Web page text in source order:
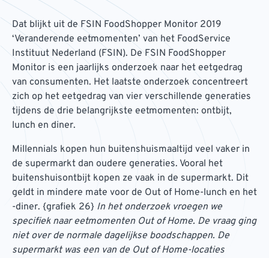
Dat blijkt uit de FSIN FoodShopper Monitor 2019
‘Veranderende eetmomenten’ van het FoodService
Instituut Nederland (FSIN). De FSIN FoodShopper
Monitor is een jaarlijks onderzoek naar het eetgedrag
van consumenten. Het laatste onderzoek concentreert
zich op het eetgedrag van vier verschillende generaties
tijdens de drie belangrijkste eetmomenten: ontbijt,
lunch en diner.
Millennials kopen hun buitenshuismaaltijd veel vaker in
de supermarkt dan oudere generaties. Vooral het
buitenshuisontbijt kopen ze vaak in de supermarkt. Dit
geldt in mindere mate voor de Out of Home-lunch en het
-diner. {grafiek 26} In het onderzoek vroegen we
specifiek naar eetmomenten Out of Home. De vraag ging
niet over de normale dagelijkse boodschappen. De
supermarkt was een van de Out of Home-locaties